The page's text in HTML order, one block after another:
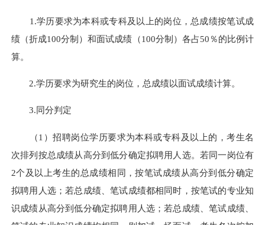
1.学历要求为本科或专科及以上的岗位，总成绩按笔试成
绩（折成100分制）和面试成绩（100分制）各占50％的比例计
算。
2.学历要求为研究生的岗位，总成绩以面试成绩计算。
3.同分判定
（1）招聘岗位学历要求为本科或专科及以上的，考生名
次排列按总成绩从高分到低分确定拟聘用人选。若同一岗位有
2个及以上考生的总成绩相同，按笔试成绩从高分到低分确定
拟聘用人选；若总成绩、笔试成绩都相同时，按笔试的专业知
识成绩从高分到低分确定拟聘用人选；若总成绩、笔试成绩、